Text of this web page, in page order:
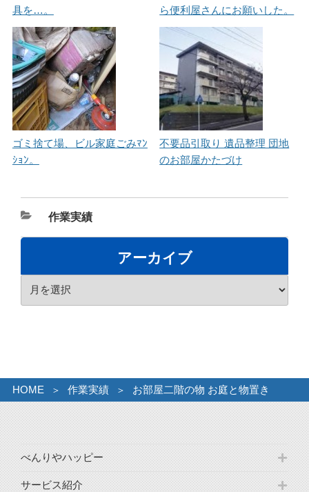
具を…。
ら便利屋さんにお願いした。
ゴミ捨て場、ビル家庭ごみﾏﾝ
ｼｮﾝ。
不要品引取り 遺品整理 団地
のお部屋かたづけ
カ
テ
ー
作業実績
アーカイブ
HOME 作業実績 お部屋二階の物 お庭と物置き
べんりやハッピー
サービス紹介